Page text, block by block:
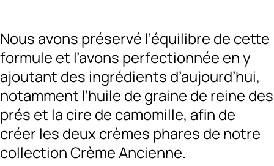
Nous avons préservé l’équilibre de cette
formule et l’avons perfectionnée en y
ajoutant des ingrédients d’aujourd’hui,
notamment l’huile de graine de reine des
prés et la cire de camomille, afin de
créer les deux crèmes phares de notre
collection Crème Ancienne.